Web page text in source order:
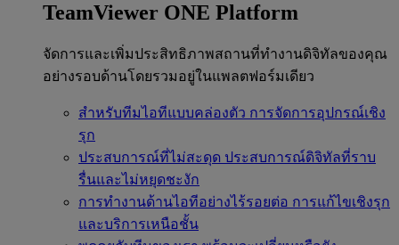
TeamViewer ONE Platform
จัดการและเพิ่มประสิทธิภาพสถานที่ทำงานดิจิทัลของคุณ
อย่างรอบด้านโดยรวมอยู่ในแพลตฟอร์มเดียว
สำหรับทีมไอทีแบบคล่องตัว การจัดการอุปกรณ์เชิง
รุก
ประสบการณ์ที่ไม่สะดุด ประสบการณ์ดิจิทัลที่ราบ
รื่นและไม่หยุดชะงัก
การทำงานด้านไอทีอย่างไร้รอยต่อ การแก้ไขเชิงรุก
และบริการเหนือชั้น